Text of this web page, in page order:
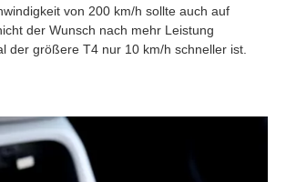
von 200 km/h sollte auch auf
der Wunsch nach mehr Leistung
der größere T4 nur 10 km/h schneller ist.